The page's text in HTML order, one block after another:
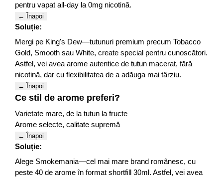
pentru vapat all-day la 0mg nicotină.
← Înapoi
Soluție:
Mergi pe King's Dew—tutunuri premium precum Tobacco
Gold, Smooth sau White, create special pentru cunoscători.
Astfel, vei avea arome autentice de tutun macerat, fără
nicotină, dar cu flexibilitatea de a adăuga mai târziu.
← Înapoi
Ce stil de arome preferi?
Varietate mare, de la tutun la fructe
Arome selecte, calitate supremă
← Înapoi
Soluție:
Alege Smokemania—cel mai mare brand românesc, cu
peste 40 de arome în format shortfill 30ml. Astfel, vei avea